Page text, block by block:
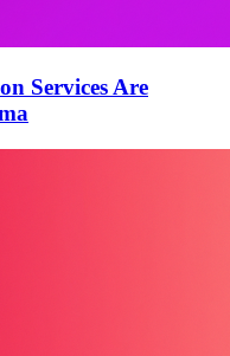
Services Are